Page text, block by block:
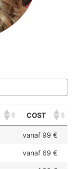
COST
vanaf 99 €
vanaf 69 €